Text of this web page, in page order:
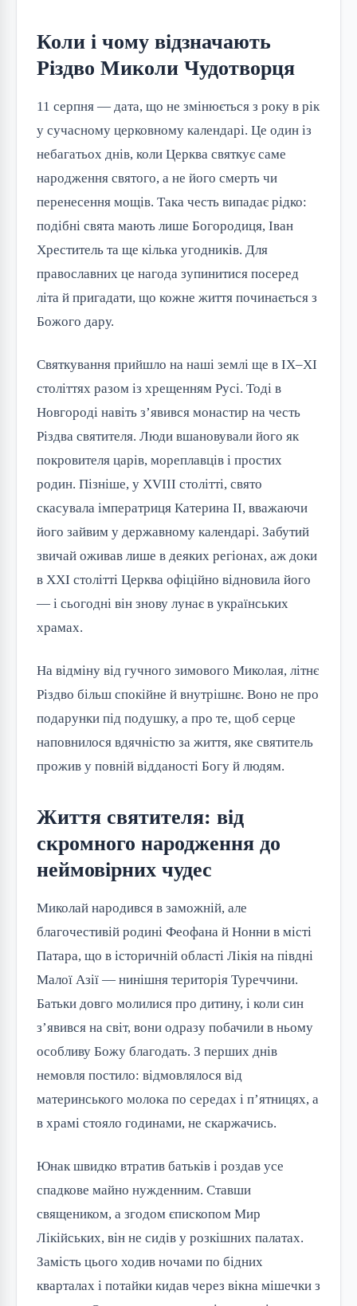
Коли і чому відзначають
Різдво Миколи Чудотворця
11 серпня — дата, що не змінюється з року в рік
у сучасному церковному календарі. Це один із
небагатьох днів, коли Церква святкує саме
народження святого, а не його смерть чи
перенесення мощів. Така честь випадає рідко:
подібні свята мають лише Богородиця, Іван
Хреститель та ще кілька угодників. Для
православних це нагода зупинитися посеред
літа й пригадати, що кожне життя починається з
Божого дару.
Святкування прийшло на наші землі ще в IX–XI
століттях разом із хрещенням Русі. Тоді в
Новгороді навіть з’явився монастир на честь
Різдва святителя. Люди вшановували його як
покровителя царів, мореплавців і простих
родин. Пізніше, у XVIII столітті, свято
скасувала імператриця Катерина II, вважаючи
його зайвим у державному календарі. Забутий
звичай оживав лише в деяких регіонах, аж доки
в XXI столітті Церква офіційно відновила його
— і сьогодні він знову лунає в українських
храмах.
На відміну від гучного зимового Миколая, літнє
Різдво більш спокійне й внутрішнє. Воно не про
подарунки під подушку, а про те, щоб серце
наповнилося вдячністю за життя, яке святитель
прожив у повній відданості Богу й людям.
Життя святителя: від
скромного народження до
неймовірних чудес
Миколай народився в заможній, але
благочестивій родині Феофана й Нонни в місті
Патара, що в історичній області Лікія на півдні
Малої Азії — нинішня територія Туреччини.
Батьки довго молилися про дитину, і коли син
з’явився на світ, вони одразу побачили в ньому
особливу Божу благодать. З перших днів
немовля постило: відмовлялося від
материнського молока по середах і п’ятницях, а
в храмі стояло годинами, не скаржачись.
Юнак швидко втратив батьків і роздав усе
спадкове майно нужденним. Ставши
священиком, а згодом єпископом Мир
Лікійських, він не сидів у розкішних палатах.
Замість цього ходив ночами по бідних
кварталах і потайки кидав через вікна мішечки з